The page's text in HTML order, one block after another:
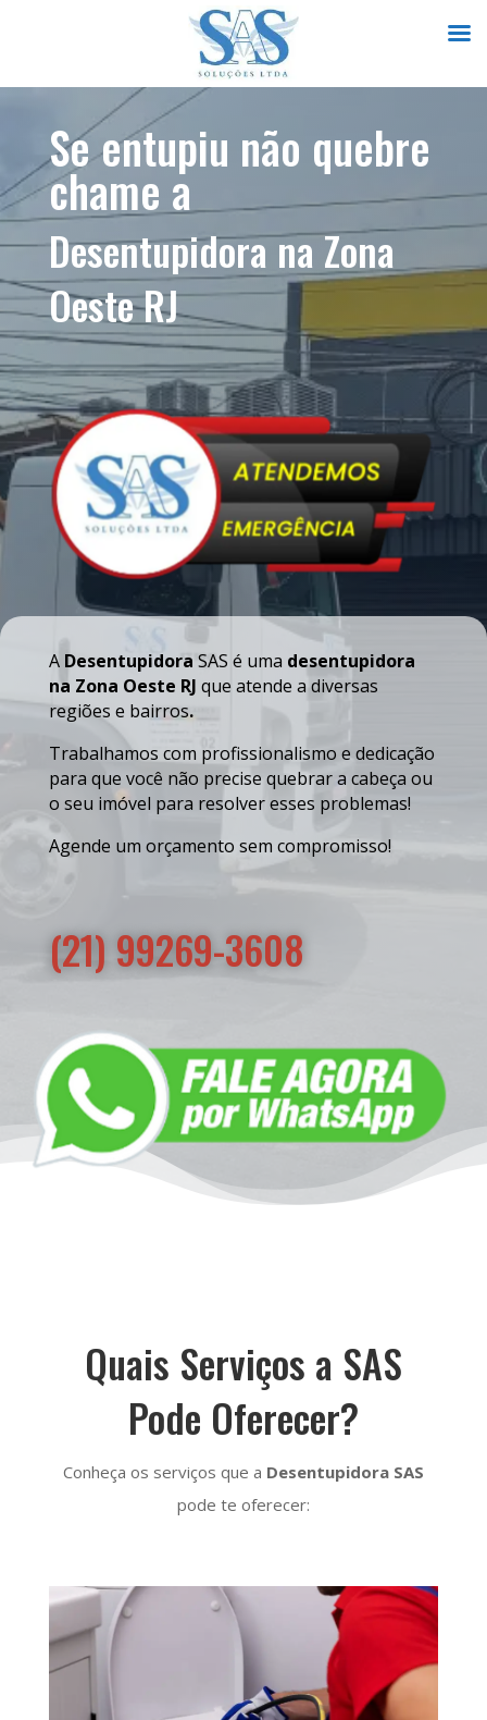
Se entupiu não quebre
chame a
Desentupidora na Zona
Oeste RJ
A Desentupidora SAS é uma desentupidora
na Zona Oeste RJ que atende a diversas
regiões e bairros.
Trabalhamos com profissionalismo e dedicação
para que você não precise quebrar a cabeça ou
o seu imóvel para resolver esses problemas!
Agende um orçamento sem compromisso!
(21) 99269-3608
Quais Serviços a SAS
Pode Oferecer?
Conheça os serviços que a Desentupidora SAS
pode te oferecer: